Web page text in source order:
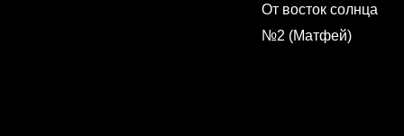
От восток солнца
№2 (Матфей)